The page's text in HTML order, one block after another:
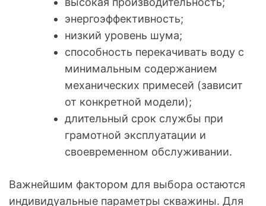
энергоэффективность;
низкий уровень шума;
способность перекачивать воду с
минимальным содержанием
механических примесей (зависит
от конкретной модели);
длительный срок службы при
грамотной эксплуатации и
своевременном обслуживании.
Важнейшим фактором для выбора остаются
индивидуальные параметры скважины. Для